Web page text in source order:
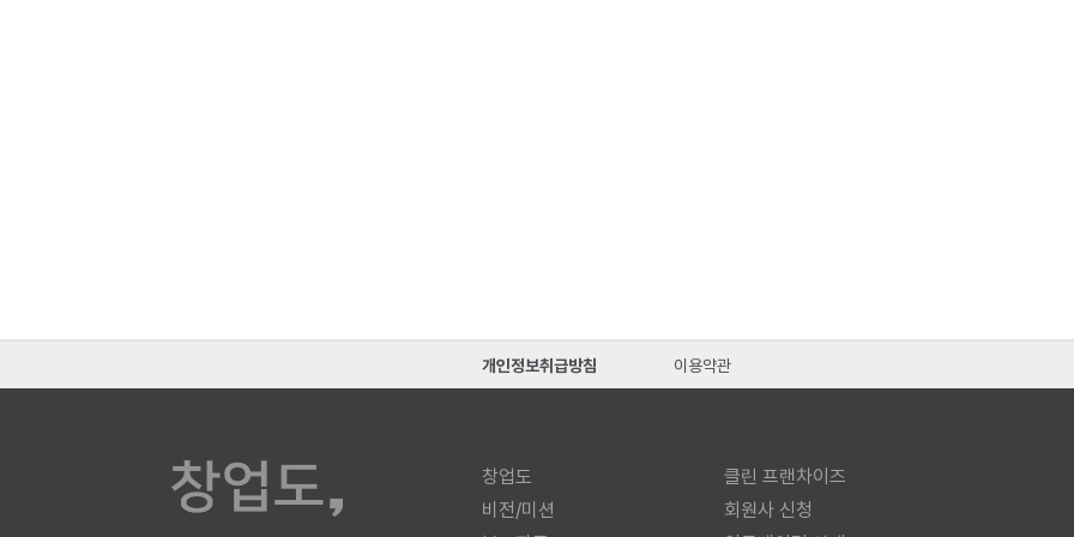
개인정보취급방침 이용약관
창업도
비전/미션
클린 프랜차이즈
회원사 신청